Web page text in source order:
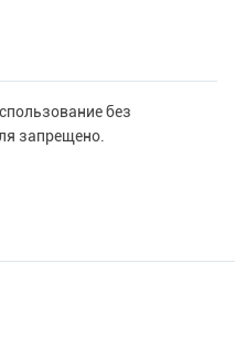
без
запрещено.